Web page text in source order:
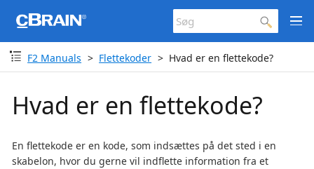
F2 Manuals Flettekoder Hvad er en flettekode?
Hvad er en flettekode?
En flettekode er en kode, som indsættes på det sted i en
skabelon, hvor du gerne vil indflette information fra et